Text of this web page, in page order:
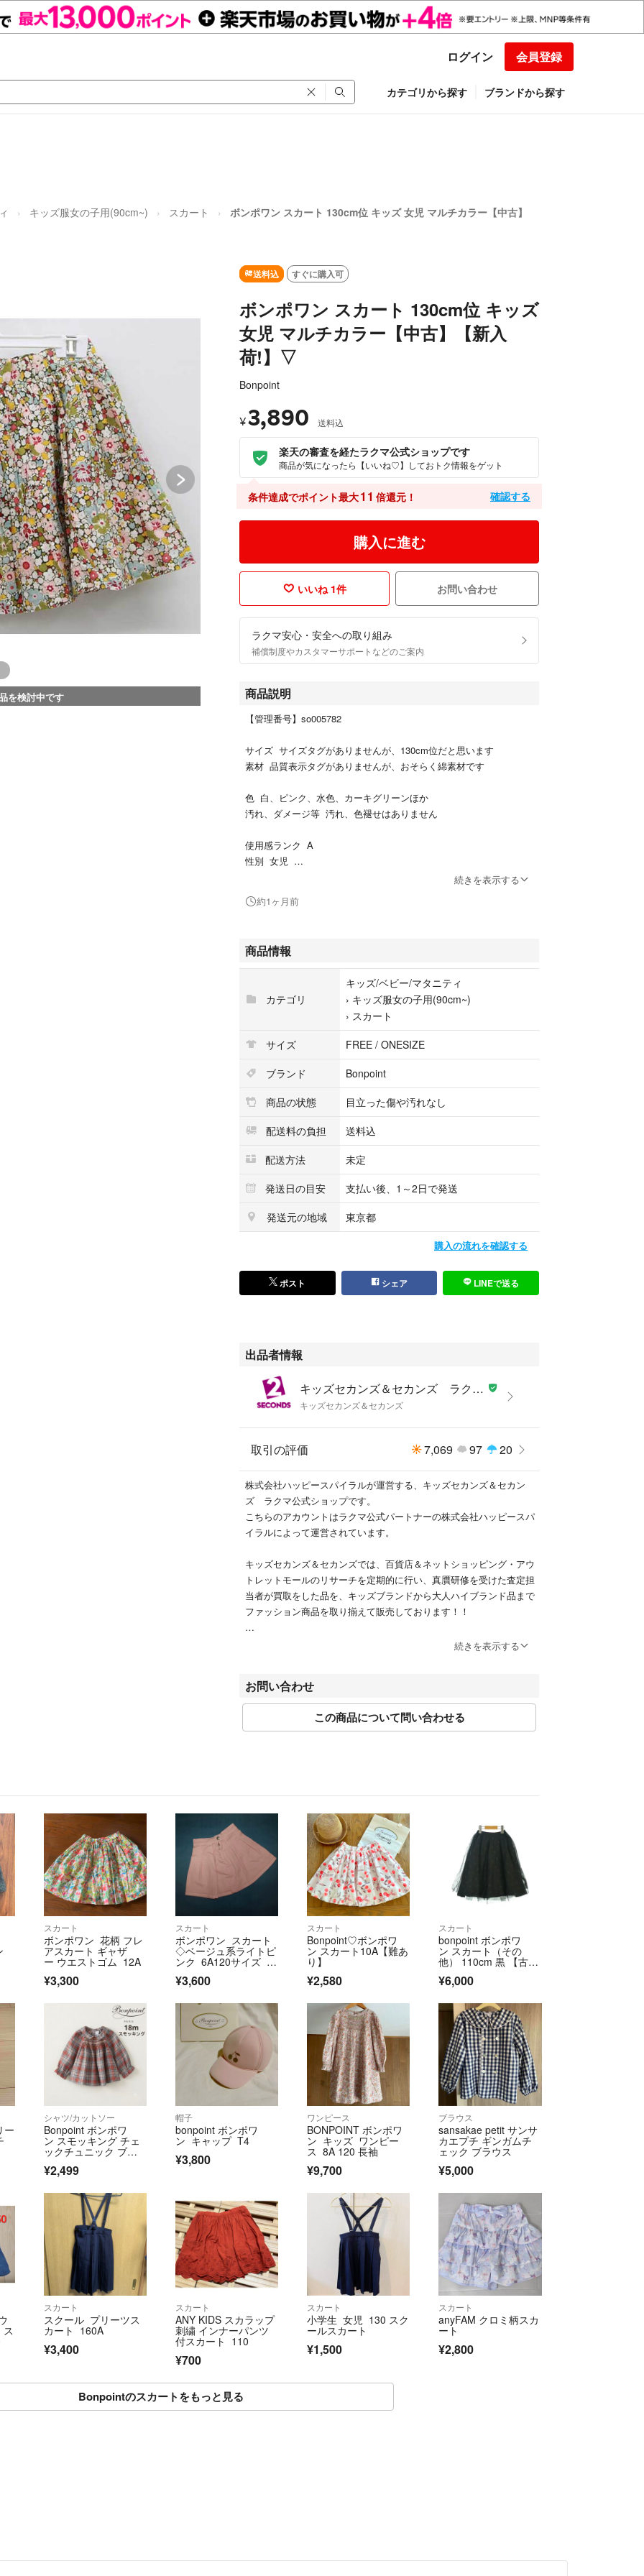
ログイン 会員登録
カテゴリから探す ブランドから探す
キッズ服女の子用(90cm~) スカート
ボンポワン スカート 130cm位 キッズ 女児 マルチカラー【中古】
を検討中です
送料込 すぐに購入可
ボンポワン スカート 130cm位 キッズ
女児 マルチカラー【中古】【新入
荷!】▽
Bonpoint
¥3,890 送料込
楽天の審査を経たラクマ公式ショップです
商品が気になったら【いいね♡】しておトク情報をゲット
条件達成でポイント最大11 倍還元！ 確認する
購入に進む
いいね 1件 お問い合わせ
ラクマ安心・安全への取り組み
補償制度やカスタマーサポートなどのご案内
商品説明
【管理番号】so005782
サイズ サイズタグがありませんが、130cm位だと思います
素材 品質表示タグがありませんが、おそらく綿素材です
色 白、ピンク、水色、カーキグリーンほか
汚れ、ダメージ等 汚れ、色褪せはありません
使用感ランク A
性別 女児
左右サイドポケットあり
汚れ等は別欄で記載しております。例）使用感【特A】で【汚れあ
り】は存在致します。
こちらの商品はラクマ公式パートナーのSECONDS&KIDS2NDSラク
マ店によって出品されています。
続きを表示する
約1ヶ月前
商品情報
カテゴリ
キッズ/ベビー/マタニティ
› キッズ服女の子用(90cm~)
› スカート
サイズ
FREE / ONESIZE
ブランド
Bonpoint
商品の状態
目立った傷や汚れなし
配送料の負担
送料込
配送方法
未定
発送日の目安
支払い後、1～2日で発送
発送元の地域
東京都
購入の流れを確認する
ポスト シェア LINEで送る
出品者情報
キッズセカンズ＆セカンズ ラクマ店
キッズセカンズ＆セカンズ
取引の評価 7,069 97 20
株式会社ハッピースパイラルが運営する、キッズセカンズ＆セカン
ズ ラクマ公式ショップです。
こちらのアカウントはラクマ公式パートナーの株式会社ハッピースパ
イラルによって運営されています。
キッズセカンズ＆セカンズでは、百貨店＆ネットショッピング・アウ
トレットモールのリサーチを定期的に行い、真贋研修を受けた査定担
当者が買取をした品を、キッズブランドから大人ハイブランド品まで
ファッション商品を取り揃えて販売しております！！
0になります。
■お取引について
・商品画像に写っているもの以外の付属品はございません。
・値下げ交渉は原則行なっておりません。
・コメント対応・コメントの対応可能時間は基本、9:30～17:00です。
・梱包・ギフト配送・複数商品購入いただいた場合でも原則同梱対応
は行えません。
・ご注文いただいてから原則2日以内に発送します。
・商品の性質上（中古）、お客様のご都合による返品・交換はお受け
・品質管理には充分留意しておりますが、万一ご注文の商品と内容が
違う場合や、商品の破損・傷みなど品質上の問題があった場合には、
商品到着後3日以内に弊社まで電話もしくはメールにて御連絡くださ
返品商品の到着後、お支払いいただいた全金額（送料含む）をご返金
いたします。
返品または商品の写真の送付をもって確認させてもらう場合がござい
ます。
▼特商法
https://fril.jp/ts/official/law/hps/
https://fril.jp/ts/official/law/hps/#return_policy
続きを表示する
お問い合わせ
この商品について問い合わせる
スカート
ボンポワン 花柄 フレ
アスカート ギャザ
ー ウエストゴム 12A
¥3,300
スカート
ボンポワン スカート
◇ベージュ系ライトピ
ンク 6A120サイズ ク
リーニング済み
¥3,600
スカート
Bonpoint♡ボンポワ
ン スカート10A【難あ
り】
¥2,580
スカート
bonpoint ボンポワ
ン スカート（その
他） 110cm 黒 【古
着】【中古】【送料無
料】
¥6,000
ー
シャツ/カットソー
Bonpoint ボンポワ
ン スモッキング チェ
ックチュニック ブラ
¥2,499
帽子
bonpoint ボンポワ
ン キャップ T4
¥3,800
ワンピース
BONPOINT ボンポワ
ン キッズ ワンピー
ス 8A 120 長袖
¥9,700
ブラウス
sansakae petit サンサ
カエプチ ギンガムチ
ェック ブラウス
¥5,000
スカート
スクール プリーツス
カート 160A
¥3,400
スカート
ANY KIDS スカラップ
刺繍 インナーパンツ
付スカート 110
¥700
スカート
小学生 女児 130 スク
ールスカート
¥1,500
スカート
anyFAM クロミ柄スカ
ート
¥2,800
Bonpointのスカートをもっと見る